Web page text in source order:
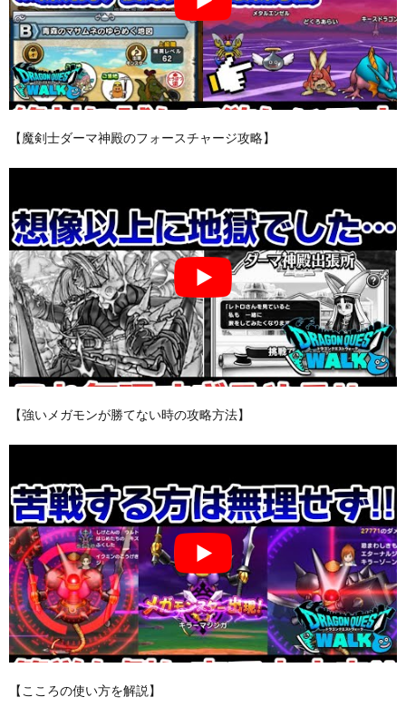
【魔剣士ダーマ神殿のフォースチャージ攻略】
【強いメガモンが勝てない時の攻略方法】
【こころの使い方を解説】